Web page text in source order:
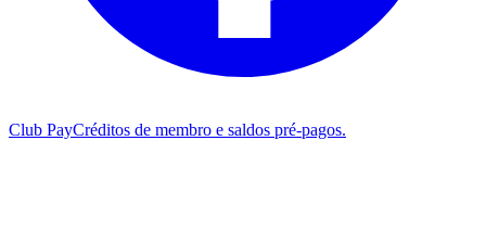
Club PayCréditos de membro e saldos pré-pagos.